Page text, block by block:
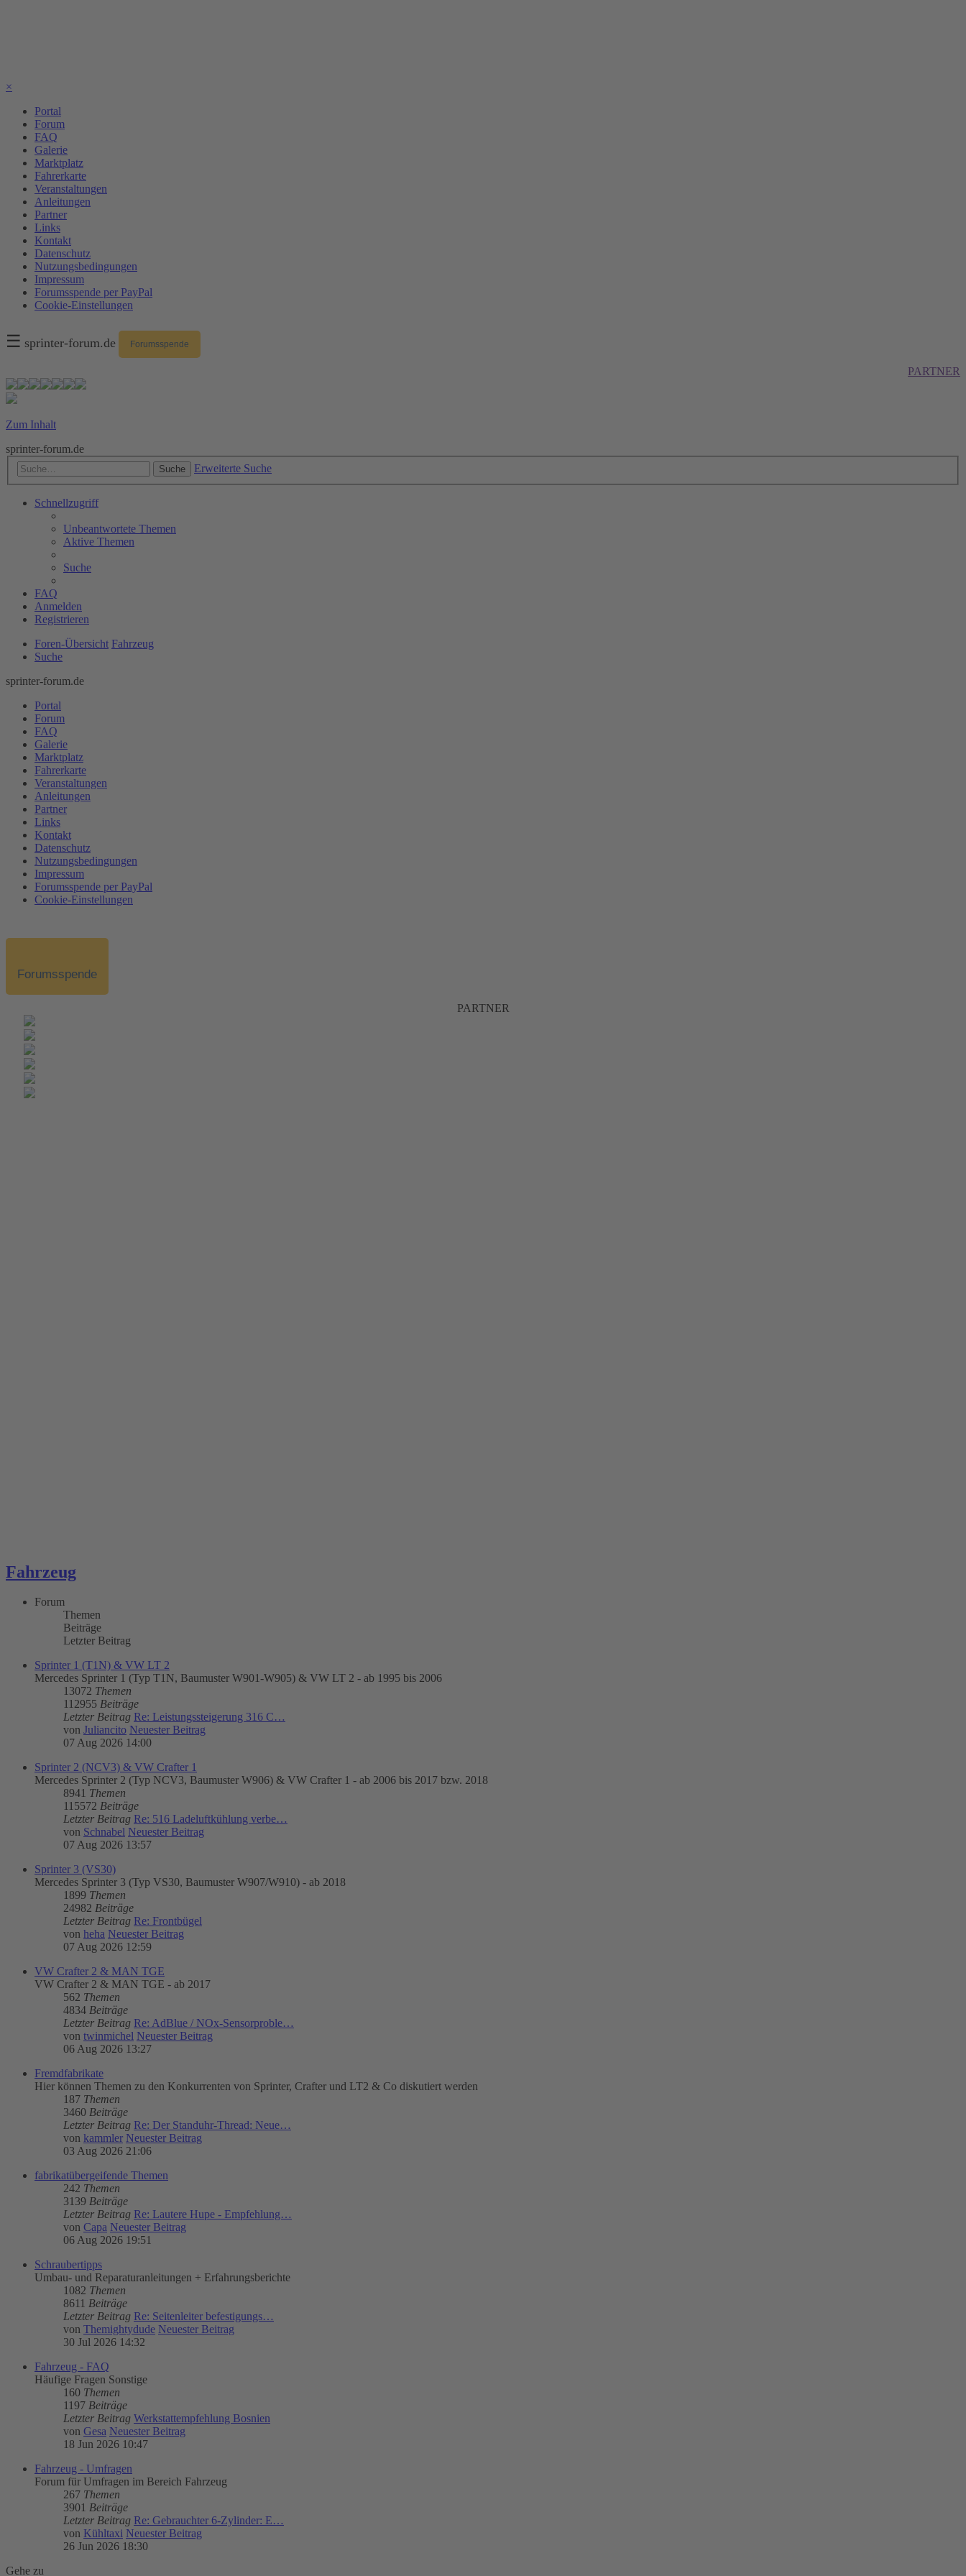
×
Portal
Forum
FAQ
Galerie
Marktplatz
Fahrerkarte
Veranstaltungen
Anleitungen
Partner
Links
Kontakt
Datenschutz
Nutzungsbedingungen
Impressum
Forumsspende per PayPal
Cookie-Einstellungen
☰ sprinter-forum.de Forumsspende
PARTNER
Zum Inhalt
sprinter-forum.de
Suche Erweiterte Suche
Schnellzugriff
Unbeantwortete Themen
Aktive Themen
Suche
FAQ
Anmelden
Registrieren
Foren-Übersicht Fahrzeug
Suche
sprinter-forum.de
Portal
Forum
FAQ
Galerie
Marktplatz
Fahrerkarte
Veranstaltungen
Anleitungen
Partner
Links
Kontakt
Datenschutz
Nutzungsbedingungen
Impressum
Forumsspende per PayPal
Cookie-Einstellungen
Forumsspende
PARTNER
Fahrzeug
Forum
Themen
Beiträge
Letzter Beitrag
Sprinter 1 (T1N) & VW LT 2
Mercedes Sprinter 1 (Typ T1N, Baumuster W901-W905) & VW LT 2 - ab 1995 bis 2006
13072 Themen
112955 Beiträge
Letzter Beitrag Re: Leistungssteigerung 316 C…
von Juliancito Neuester Beitrag
07 Aug 2026 14:00
Sprinter 2 (NCV3) & VW Crafter 1
Mercedes Sprinter 2 (Typ NCV3, Baumuster W906) & VW Crafter 1 - ab 2006 bis 2017 bzw. 2018
8941 Themen
115572 Beiträge
Letzter Beitrag Re: 516 Ladeluftkühlung verbe…
von Schnabel Neuester Beitrag
07 Aug 2026 13:57
Sprinter 3 (VS30)
Mercedes Sprinter 3 (Typ VS30, Baumuster W907/W910) - ab 2018
1899 Themen
24982 Beiträge
Letzter Beitrag Re: Frontbügel
von heha Neuester Beitrag
07 Aug 2026 12:59
VW Crafter 2 & MAN TGE
VW Crafter 2 & MAN TGE - ab 2017
562 Themen
4834 Beiträge
Letzter Beitrag Re: AdBlue / NOx-Sensorproble…
von twinmichel Neuester Beitrag
06 Aug 2026 13:27
Fremdfabrikate
Hier können Themen zu den Konkurrenten von Sprinter, Crafter und LT2 & Co diskutiert werden
187 Themen
3460 Beiträge
Letzter Beitrag Re: Der Standuhr-Thread: Neue…
von kammler Neuester Beitrag
03 Aug 2026 21:06
fabrikatübergeifende Themen
242 Themen
3139 Beiträge
Letzter Beitrag Re: Lautere Hupe - Empfehlung…
von Capa Neuester Beitrag
06 Aug 2026 19:51
Schraubertipps
Umbau- und Reparaturanleitungen + Erfahrungsberichte
1082 Themen
8611 Beiträge
Letzter Beitrag Re: Seitenleiter befestigungs…
von Themightydude Neuester Beitrag
30 Jul 2026 14:32
Fahrzeug - FAQ
Häufige Fragen Sonstige
160 Themen
1197 Beiträge
Letzter Beitrag Werkstattempfehlung Bosnien
von Gesa Neuester Beitrag
18 Jun 2026 10:47
Fahrzeug - Umfragen
Forum für Umfragen im Bereich Fahrzeug
267 Themen
3901 Beiträge
Letzter Beitrag Re: Gebrauchter 6-Zylinder: E…
von Kühltaxi Neuester Beitrag
26 Jun 2026 18:30
Gehe zu